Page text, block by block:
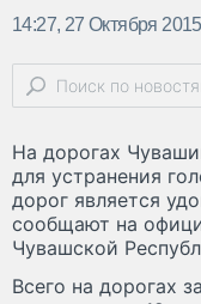
14:27, 27 Октября 2015
На дорогах
для устранения
дорог является
сообщают на
Чувашской
Всего на дорогах